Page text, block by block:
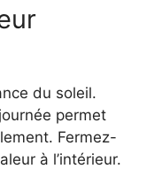
du soleil.
permet
Fermez-
à l’intérieur.